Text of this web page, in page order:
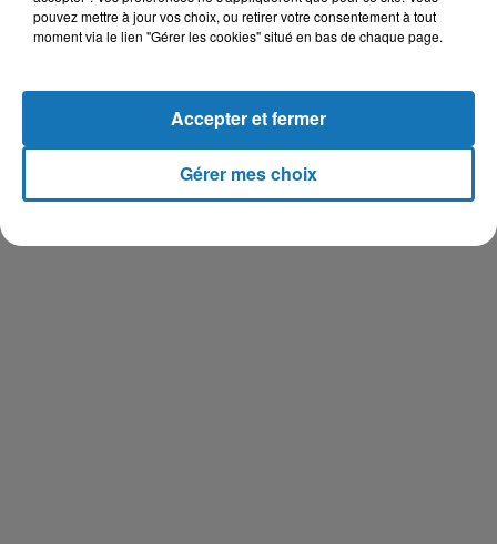
semestre 2018, vouloir poser « les jalons de toute
l’organisation de l’Islam de France ». Une prise de position
Un dossier épineux que nous continuerons de suivre.
pouvez mettre à jour vos choix, ou retirer votre consentement à tout
moment via le lien "Gérer les cookies" situé en bas de chaque page.
Gérer mes choix
Accepter et fermer